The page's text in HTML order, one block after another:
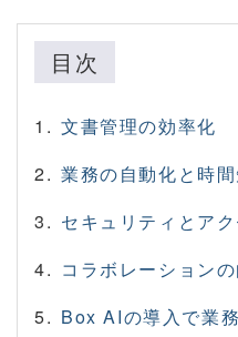
目次
文書管理の効率化
業務の自動化と時
セキュリティとア
コラボレーション
Box AIの導入で業